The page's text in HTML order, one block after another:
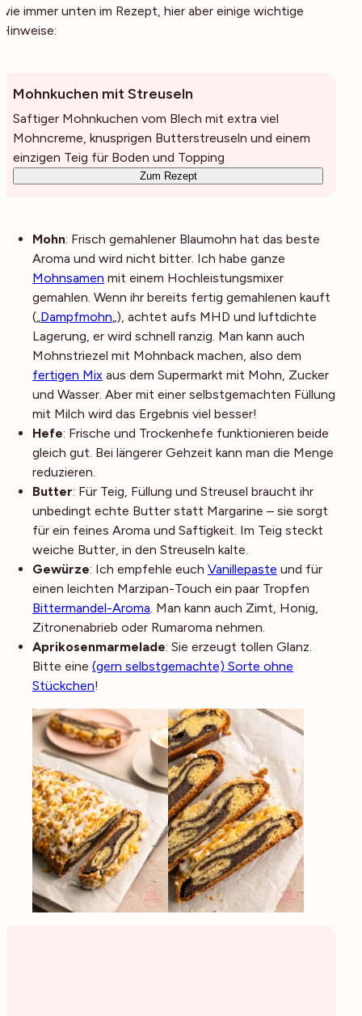
wie immer unten im Rezept, hier aber einige wichtige
Hinweise:
Mohnkuchen mit Streuseln
Saftiger Mohnkuchen vom Blech mit extra viel
Mohncreme, knusprigen Butterstreuseln und einem
einzigen Teig für Boden und Topping
Zum Rezept
Mohn: Frisch gemahlener Blaumohn hat das beste
Aroma und wird nicht bitter. Ich habe ganze
Mohnsamen mit einem Hochleistungsmixer
gemahlen. Wenn ihr bereits fertig gemahlenen kauft
(„Dampfmohn„), achtet aufs MHD und luftdichte
Lagerung, er wird schnell ranzig. Man kann auch
Mohnstriezel mit Mohnback machen, also dem
fertigen Mix aus dem Supermarkt mit Mohn, Zucker
und Wasser. Aber mit einer selbstgemachten Füllung
mit Milch wird das Ergebnis viel besser!
Hefe: Frische und Trockenhefe funktionieren beide
gleich gut. Bei längerer Gehzeit kann man die Menge
reduzieren.
Butter: Für Teig, Füllung und Streusel braucht ihr
unbedingt echte Butter statt Margarine – sie sorgt
für ein feines Aroma und Saftigkeit. Im Teig steckt
weiche Butter, in den Streuseln kalte.
Gewürze: Ich empfehle euch Vanillepaste und für
einen leichten Marzipan-Touch ein paar Tropfen
Bittermandel-Aroma. Man kann auch Zimt, Honig,
Zitronenabrieb oder Rumaroma nehmen.
Aprikosenmarmelade: Sie erzeugt tollen Glanz.
Bitte eine (gern selbstgemachte) Sorte ohne
Stückchen!